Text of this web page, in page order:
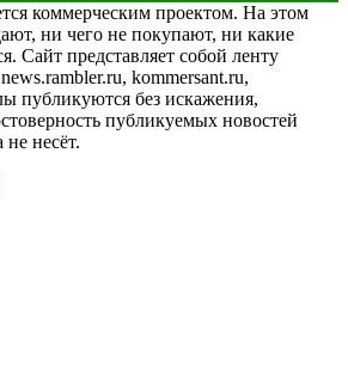
коммерческим проектом. На этом
ни чего не покупают, ни какие
Сайт представляет собой ленту
kommersant.ru,
публикуются без искажения,
публикуемых новостей
несёт.